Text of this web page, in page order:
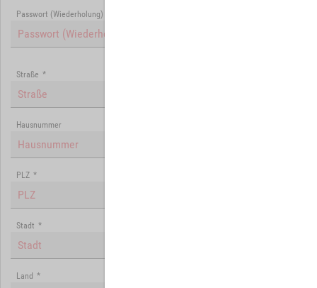
Passwort (Wiederholung)
Straße *
Hausnummer
PLZ *
Stadt *
Land *